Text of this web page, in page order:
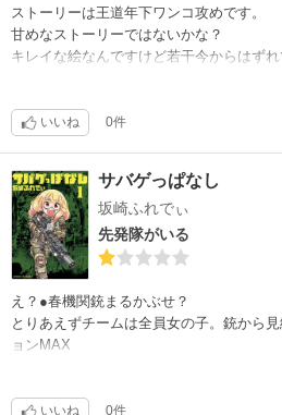
ストーリーは王道年下ワンコ攻めです。
甘めなストーリーではないかな？
キレイな絵なんですけど若干今からはずれ
いいね 0件
サバゲっぱなし
坂崎ふれでぃ
先発隊がいる
え？●春機関銃まるかぶせ？
とりあえずチームは全員女の子。銃から
ョンMAX
乳でかいし。画面はごちゃごちゃしてい
最後のページが説明ページになっている
いいね 0件